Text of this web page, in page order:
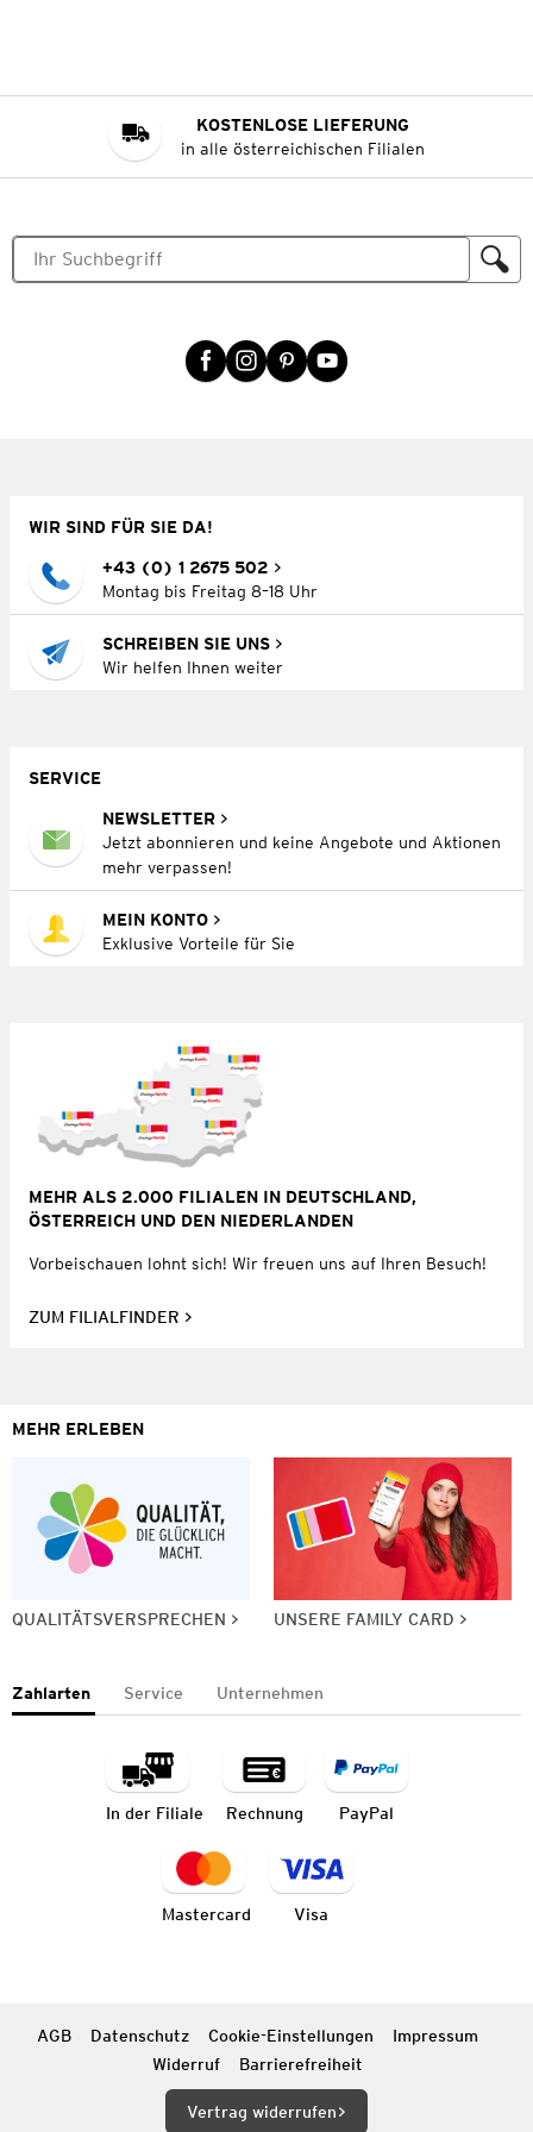
KOSTENLOSE LIEFERUNG
in alle österreichischen Filialen
WIR SIND FÜR SIE DA!
+43 (0) 1 2675 502
Montag bis Freitag 8–18 Uhr
SCHREIBEN SIE UNS
Wir helfen Ihnen weiter
SERVICE
NEWSLETTER
Jetzt abonnieren und keine Angebote und Aktionen
mehr verpassen!
MEIN KONTO
Exklusive Vorteile für Sie
MEHR ALS 2.000 FILIALEN IN DEUTSCHLAND,
ÖSTERREICH UND DEN NIEDERLANDEN
Vorbeischauen lohnt sich! Wir freuen uns auf Ihren Besuch!
ZUM FILIALFINDER
MEHR ERLEBEN
QUALITÄTSVERSPRECHEN UNSERE FAMILY CARD
Zahlarten Service Unternehmen
In der Filiale Rechnung PayPal
Mastercard Visa
AGB Datenschutz Cookie-Einstellungen
Impressum
Widerruf
Barrierefreiheit
Vertrag widerrufen